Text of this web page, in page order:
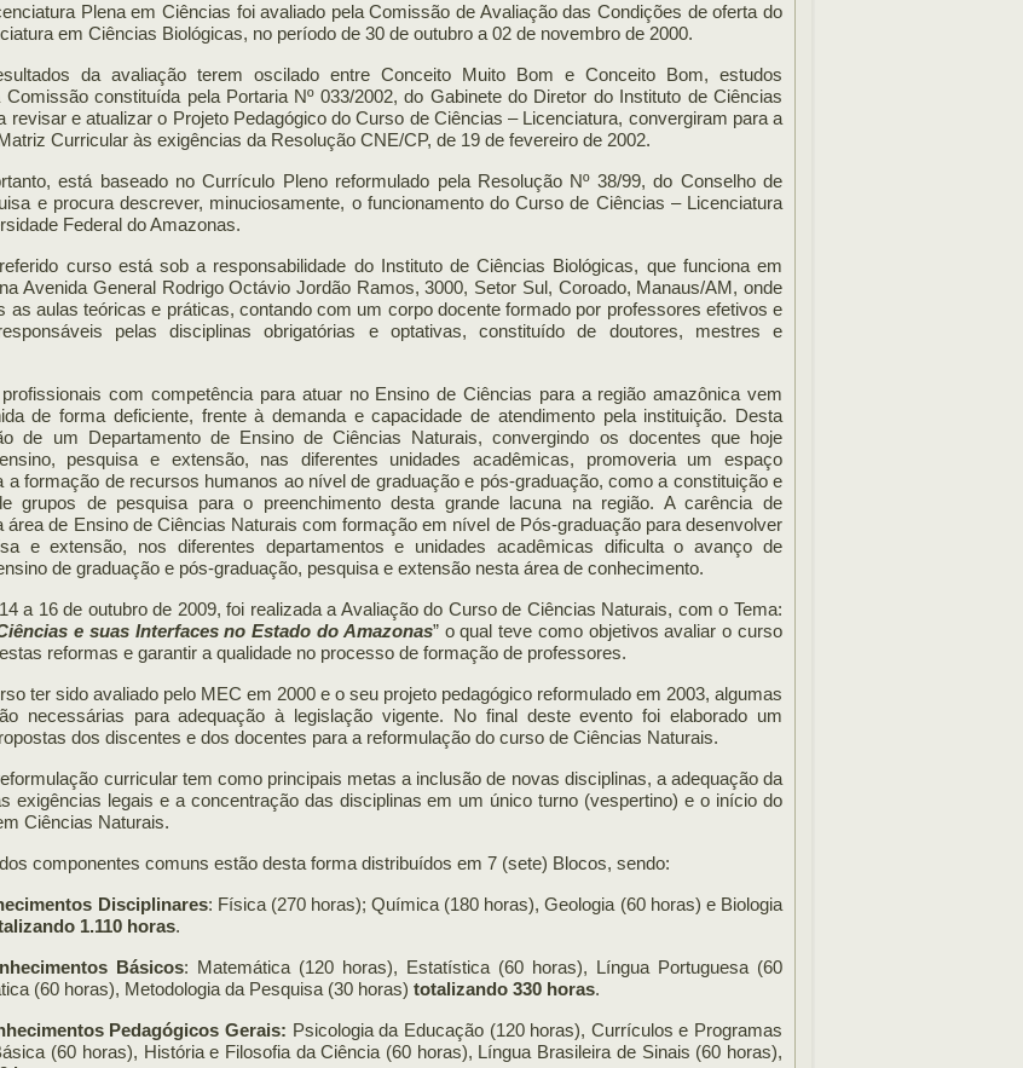
Plena em Ciências foi avaliado pela Comissão de Avaliação das Condições de oferta do
em Ciências Biológicas, no período de 30 de outubro a 02 de novembro de 2000.
da avaliação terem oscilado entre Conceito Muito Bom e Conceito Bom, estudos
Comissão constituída pela Portaria Nº 033/2002, do Gabinete do Diretor do Instituto de Ciências
revisar e atualizar o Projeto Pedagógico do Curso de Ciências – Licenciatura, convergiram para a
Curricular às exigências da Resolução CNE/CP, de 19 de fevereiro de 2002.
está baseado no Currículo Pleno reformulado pela Resolução Nº 38/99, do Conselho de
e procura descrever, minuciosamente, o funcionamento do Curso de Ciências – Licenciatura
Federal do Amazonas.
curso está sob a responsabilidade do Instituto de Ciências Biológicas, que funciona em
Avenida General Rodrigo Octávio Jordão Ramos, 3000, Setor Sul, Coroado, Manaus/AM, onde
as aulas teóricas e práticas, contando com um corpo docente formado por professores efetivos e
pelas disciplinas obrigatórias e optativas, constituído de doutores, mestres e
com competência para atuar no Ensino de Ciências para a região amazônica vem
de forma deficiente, frente à demanda e capacidade de atendimento pela instituição. Desta
de um Departamento de Ensino de Ciências Naturais, convergindo os docentes que hoje
pesquisa e extensão, nas diferentes unidades acadêmicas, promoveria um espaço
a formação de recursos humanos ao nível de graduação e pós-graduação, como a constituição e
grupos de pesquisa para o preenchimento desta grande lacuna na região. A carência de
área de Ensino de Ciências Naturais com formação em nível de Pós-graduação para desenvolver
e extensão, nos diferentes departamentos e unidades acadêmicas dificulta o avanço de
de graduação e pós-graduação, pesquisa e extensão nesta área de conhecimento.
a 16 de outubro de 2009, foi realizada a Avaliação do Curso de Ciências Naturais, com o Tema:
e suas Interfaces no Estado do Amazonas” o qual teve como objetivos avaliar o curso
reformas e garantir a qualidade no processo de formação de professores.
ter sido avaliado pelo MEC em 2000 e o seu projeto pedagógico reformulado em 2003, algumas
necessárias para adequação à legislação vigente. No final deste evento foi elaborado um
dos discentes e dos docentes para a reformulação do curso de Ciências Naturais.
curricular tem como principais metas a inclusão de novas disciplinas, a adequação da
exigências legais e a concentração das disciplinas em um único turno (vespertino) e o início do
Ciências Naturais.
componentes comuns estão desta forma distribuídos em 7 (sete) Blocos, sendo:
Disciplinares: Física (270 horas); Química (180 horas), Geologia (60 horas) e Biologia
1.110 horas.
Básicos: Matemática (120 horas), Estatística (60 horas), Língua Portuguesa (60
(60 horas), Metodologia da Pesquisa (30 horas) totalizando 330 horas.
Pedagógicos Gerais: Psicologia da Educação (120 horas), Currículos e Programas
(60 horas), História e Filosofia da Ciência (60 horas), Língua Brasileira de Sinais (60 horas),